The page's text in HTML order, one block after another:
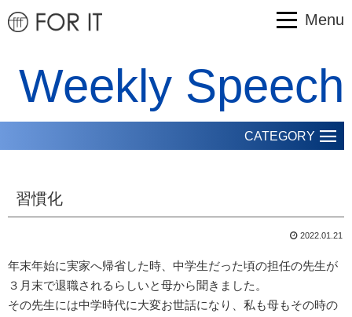
Menu
Weekly Speech
CATEGORY
習慣化
2022.01.21
年末年始に実家へ帰省した時、中学生だった頃の担任の先生が
３月末で退職されるらしいと母から聞きました。
その先生には中学時代に大変お世話になり、私も母もその時の